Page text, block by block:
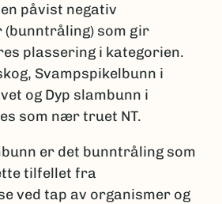
påvist negativ
som gir
plassering i kategorien.
Svampspikelbunn i
og Dyp slambunn i
som nær truet NT.
er det bunntråling som
tilfellet fra
ved tap av organismer og